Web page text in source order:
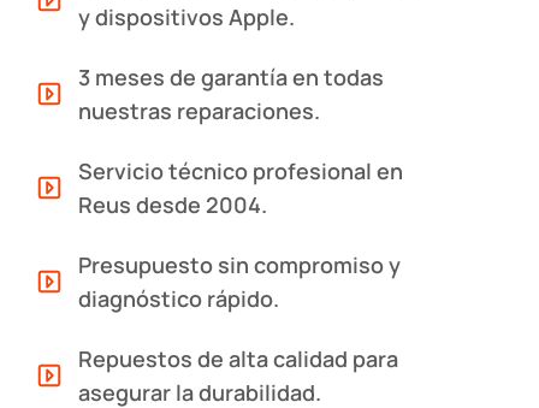
y dispositivos Apple.
3 meses de garantía en todas
nuestras reparaciones.
Servicio técnico profesional en
Reus desde 2004.
Presupuesto sin compromiso y
diagnóstico rápido.
Repuestos de alta calidad para
asegurar la durabilidad.